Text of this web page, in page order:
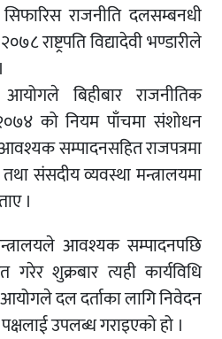
राजनीति दलसम्बनधी
राष्ट्रपति विद्यादेवी भण्डारीले
बिहीबार राजनीतिक
को नियम पाँचमा संशोधन
आवश्यक सम्पादनसहित राजपत्रमा
संसदीय व्यवस्था मन्त्रालयमा
।
आवश्यक सम्पादनपछि
गरेर शुक्रबार त्यही कार्यविधि
दल दर्ताका लागि निवेदन
उपलब्ध गराइएको हो ।